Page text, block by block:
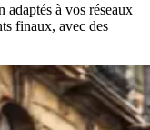
adaptés à vos réseaux
finaux, avec des